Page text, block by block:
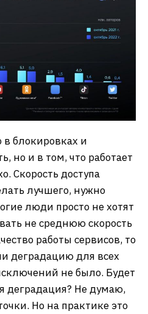
в блокировках и
но и в том, что работает
Скорость доступа
лучшего, нужно
люди просто не хотят
не среднюю скорость
работы сервисов, то
деградацию для всех
не было. Будет
деградация? Не думаю,
Но на практике это